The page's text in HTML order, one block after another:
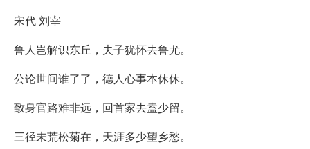
宋代 刘宰
鲁人岂解识东丘，夫子犹怀去鲁尤。
公论世间谁了了，德人心事本休休。
致身官路难非远，回首家去盍少留。
三径未荒松菊在，天涯多少望乡愁。